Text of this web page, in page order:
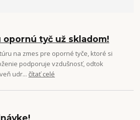
tyč už skladom!
na zmes pre oporné tyče, ktoré si
podporuje vzdušnosť, odtok
udr...čítať celé